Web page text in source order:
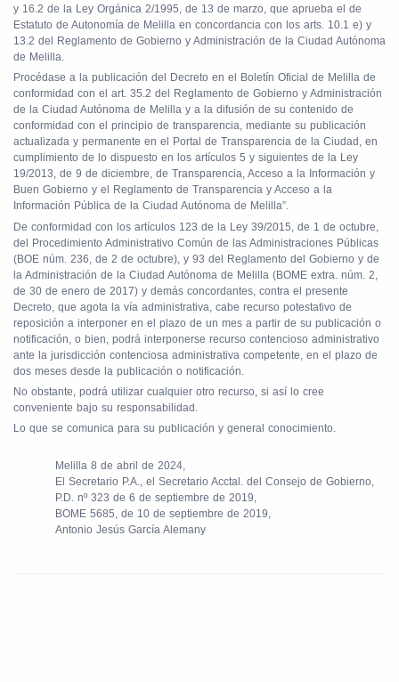
y 16.2 de la Ley Orgánica 2/1995, de 13 de marzo, que aprueba el de
Estatuto de Autonomía de Melilla en concordancia con los arts. 10.1 e) y
13.2 del Reglamento de Gobierno y Administración de la Ciudad Autónoma
de Melilla.
Procédase a la publicación del Decreto en el Boletín Oficial de Melilla de
conformidad con el art. 35.2 del Reglamento de Gobierno y Administración
de la Ciudad Autónoma de Melilla y a la difusión de su contenido de
conformidad con el principio de transparencia, mediante su publicación
actualizada y permanente en el Portal de Transparencia de la Ciudad, en
cumplimiento de lo dispuesto en los artículos 5 y siguientes de la Ley
19/2013, de 9 de diciembre, de Transparencia, Acceso a la Información y
Buen Gobierno y el Reglamento de Transparencia y Acceso a la
Información Pública de la Ciudad Autónoma de Melilla”.
De conformidad con los artículos 123 de la Ley 39/2015, de 1 de octubre,
del Procedimiento Administrativo Común de las Administraciones Públicas
(BOE núm. 236, de 2 de octubre), y 93 del Reglamento del Gobierno y de
la Administración de la Ciudad Autónoma de Melilla (BOME extra. núm. 2,
de 30 de enero de 2017) y demás concordantes, contra el presente
Decreto, que agota la vía administrativa, cabe recurso potestativo de
reposición a interponer en el plazo de un mes a partir de su publicación o
notificación, o bien, podrá interponerse recurso contencioso administrativo
ante la jurisdicción contenciosa administrativa competente, en el plazo de
dos meses desde la publicación o notificación.
No obstante, podrá utilizar cualquier otro recurso, si así lo cree
conveniente bajo su responsabilidad.
Lo que se comunica para su publicación y general conocimiento.
Melilla 8 de abril de 2024,
El Secretario P.A., el Secretario Acctal. del Consejo de Gobierno,
P.D. nº 323 de 6 de septiembre de 2019,
BOME 5685, de 10 de septiembre de 2019,
Antonio Jesús García Alemany